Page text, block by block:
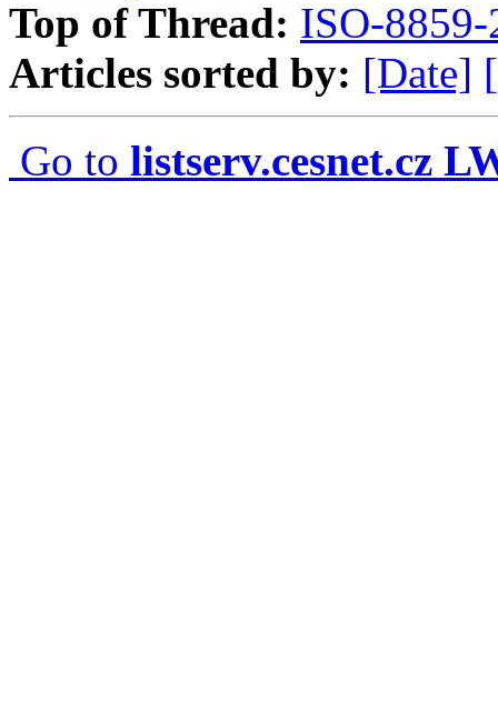
Top of Thread: ISO-8859-
Articles sorted by: [Date]
Go to listserv.cesnet.cz